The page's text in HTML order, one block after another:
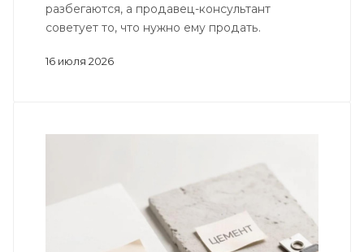
16 июля 2026
разбегаются, а продавец-консультант
советует то, что нужно ему продать.